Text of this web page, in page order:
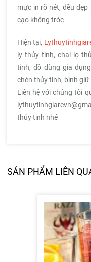
mực in rõ nét, đều
cạo không tróc
Hiện tại,
ly thủy tinh, chai lọ
tinh, đồ dùng gia
chén thủy tinh, bình
Liên hệ với chúng tôi
thủy tinh nhé
SẢN PHẨM LIÊN